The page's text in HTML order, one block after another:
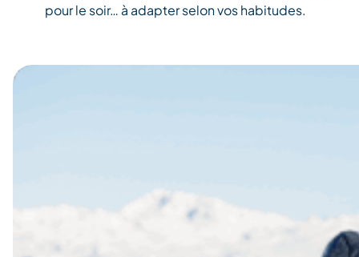
pour le soir… à adapter selon vos habitudes.